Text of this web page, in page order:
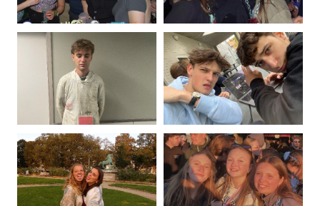
Photo
Jaumain
Photo
de
Thibaud
Krisp
Photo
de
Louis
Leboutte
Photo
de
Alexandre
Leduc